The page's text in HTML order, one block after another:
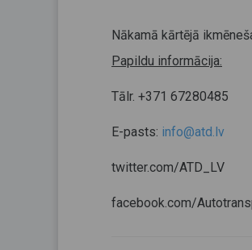
Nākamā kārtējā
Papildu informācija:
Tālr. +371 67280485
E-pasts: info@atd.lv
twitter.com/ATD_LV
facebook.com/